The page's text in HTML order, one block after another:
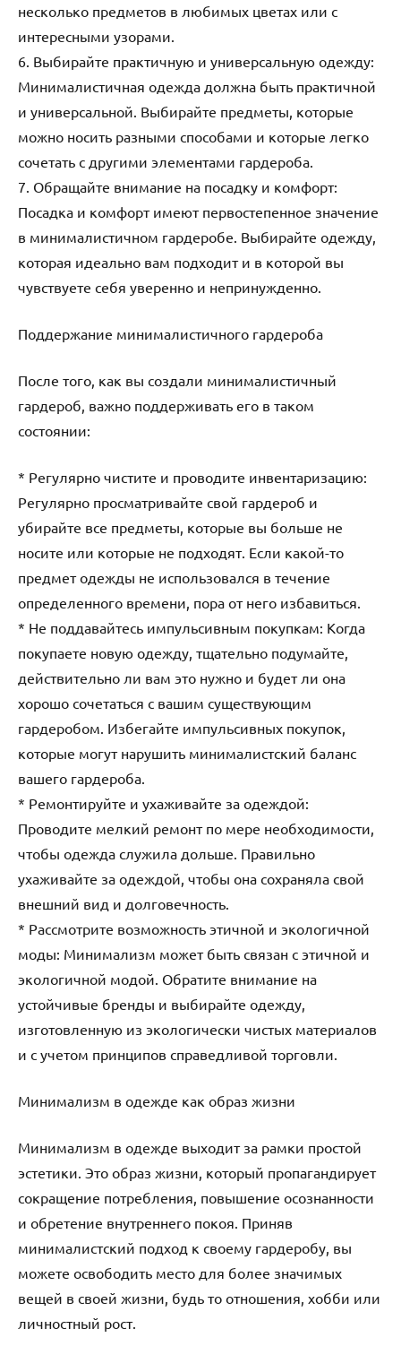
несколько предметов в любимых цветах или с
интересными узорами.
6. Выбирайте практичную и универсальную одежду:
Минималистичная одежда должна быть практичной
и универсальной. Выбирайте предметы, которые
можно носить разными способами и которые легко
сочетать с другими элементами гардероба.
7. Обращайте внимание на посадку и комфорт:
Посадка и комфорт имеют первостепенное значение
в минималистичном гардеробе. Выбирайте одежду,
которая идеально вам подходит и в которой вы
чувствуете себя уверенно и непринужденно.
Поддержание минималистичного гардероба
После того, как вы создали минималистичный
гардероб, важно поддерживать его в таком
состоянии:
* Регулярно чистите и проводите инвентаризацию:
Регулярно просматривайте свой гардероб и
убирайте все предметы, которые вы больше не
носите или которые не подходят. Если какой-то
предмет одежды не использовался в течение
определенного времени, пора от него избавиться.
* Не поддавайтесь импульсивным покупкам: Когда
покупаете новую одежду, тщательно подумайте,
действительно ли вам это нужно и будет ли она
хорошо сочетаться с вашим существующим
гардеробом. Избегайте импульсивных покупок,
которые могут нарушить минималистский баланс
вашего гардероба.
* Ремонтируйте и ухаживайте за одеждой:
Проводите мелкий ремонт по мере необходимости,
чтобы одежда служила дольше. Правильно
ухаживайте за одеждой, чтобы она сохраняла свой
внешний вид и долговечность.
* Рассмотрите возможность этичной и экологичной
моды: Минимализм может быть связан с этичной и
экологичной модой. Обратите внимание на
устойчивые бренды и выбирайте одежду,
изготовленную из экологически чистых материалов
и с учетом принципов справедливой торговли.
Минимализм в одежде как образ жизни
Минимализм в одежде выходит за рамки простой
эстетики. Это образ жизни, который пропагандирует
сокращение потребления, повышение осознанности
и обретение внутреннего покоя. Приняв
минималистский подход к своему гардеробу, вы
можете освободить место для более значимых
вещей в своей жизни, будь то отношения, хобби или
личностный рост.